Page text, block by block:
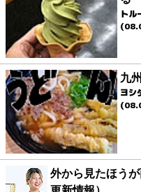
トル
九
ヨシ
外から見たほう